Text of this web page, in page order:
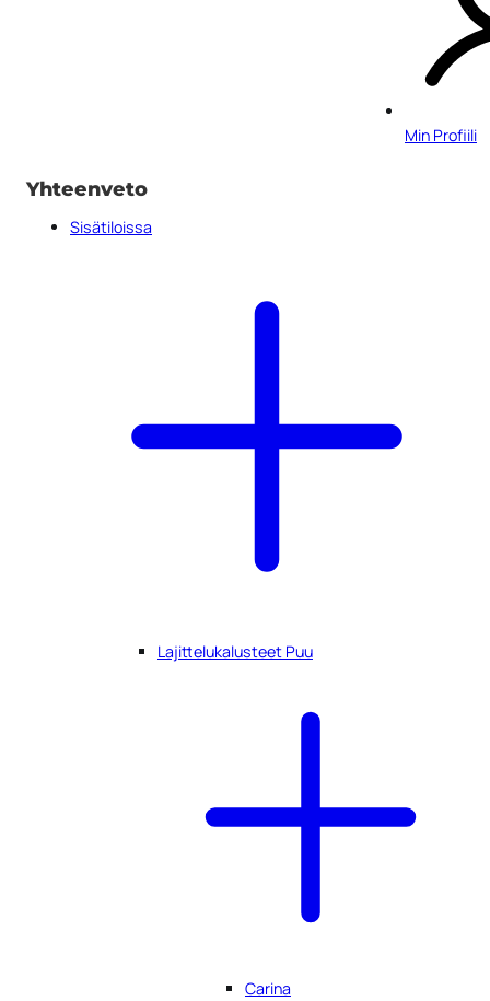
Min Profiili
Yhteenveto
Sisätiloissa
Lajittelukalusteet Puu
Carina